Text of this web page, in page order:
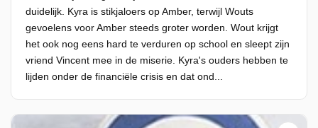
duidelijk. Kyra is stikjaloers op Amber, terwijl Wouts
gevoelens voor Amber steeds groter worden. Wout krijgt
het ook nog eens hard te verduren op school en sleept zijn
vriend Vincent mee in de miserie. Kyra's ouders hebben te
lijden onder de financiële crisis en dat ond...